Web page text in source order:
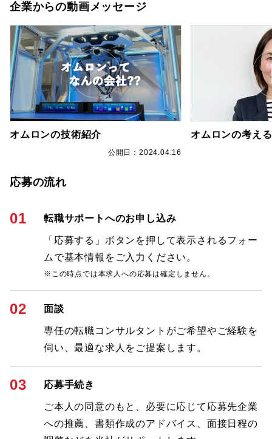
企業からの動画メッセージ
オムロンの技術紹介
公開日：2024.04.16
オムロンの考え
応募の流れ
01 転職サポートへのお申し込み
「応募する」ボタンを押して表示されるフォー
ムで基本情報をご入力ください。
※この時点では本求人への応募は確定しません。
02 面談
専任の転職コンサルタントがご希望やご経験を
伺い、最適な求人をご提案します。
03 応募手続き
ご本人の同意のもと、必要に応じて応募先企業
への推薦、書類作成のアドバイス、面接日程の